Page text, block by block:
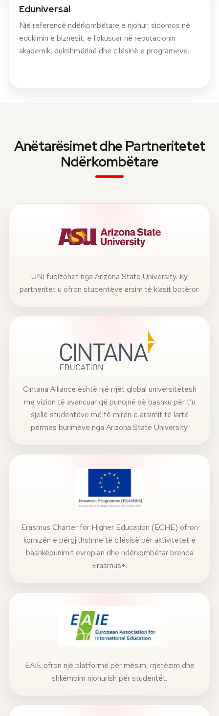
Eduniversal
Një referencë ndërkombëtare e njohur, sidomos në
edukimin e biznesit, e fokusuar në reputacionin
akademik, dukshmërinë dhe cilësinë e programeve.
Anëtarësimet dhe Partneritetet
Ndërkombëtare
UNI fuqizohet nga Arizona State University. Ky
partneritet u ofron studentëve arsim të klasit botëror.
Cintana Alliance është një rrjet global universitetesh
me vizion të avancuar që punojnë së bashku për t’u
sjellë studentëve më të mirën e arsimit të lartë
përmes burimeve nga Arizona State University.
Erasmus Charter for Higher Education (ECHE) ofron
kornizën e përgjithshme të cilësisë për aktivitetet e
bashkëpunimit evropian dhe ndërkombëtar brenda
Erasmus+.
EAIE ofron një platformë për mësim, rrjetëzim dhe
shkëmbim njohurish për studentët.